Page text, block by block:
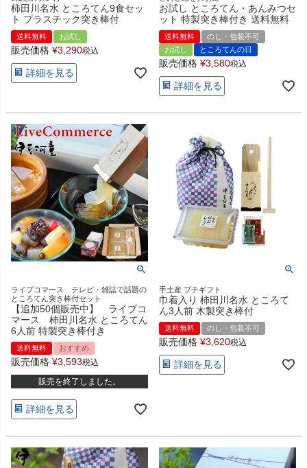
柿田川名水 ところてん9食セッ
ト プラスチック突き棒付
送料無料 お試し
販売価格 ¥3,290税込
詳細を見る
お試し ところてん・あんみつセ
ット 特製突き棒付き 送料無料
送料無料
のし・包装不可
お試し
ところてんの日
販売価格 ¥3,580税込
詳細を見る
ライブコマース テレビ・雑誌で話題の
ところてん突き棒付セット
【追加50個販売中】 ライブコ
マース 柿田川名水 ところてん
6人前 特製突き棒付き
送料無料 おすすめ
販売価格 ¥3,593税込
販売を終了しました。
詳細を見る
手土産 プチギフト
巾着入り 柿田川名水 ところて
ん3人前 木製突き棒付
送料無料 のし・包装不可
販売価格 ¥3,620税込
詳細を見る